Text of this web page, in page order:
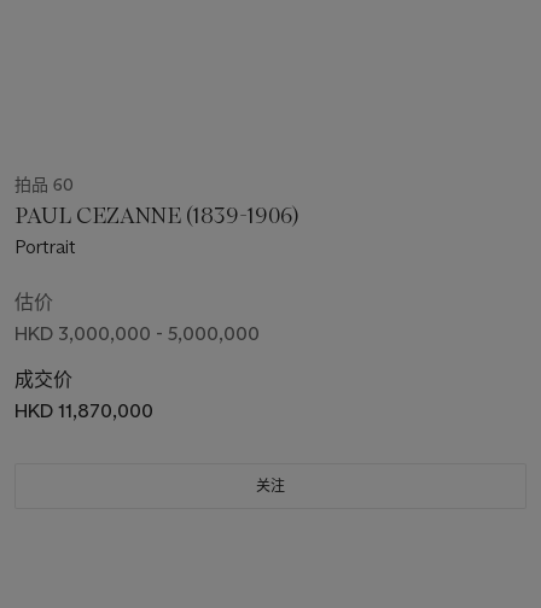
拍品 60
PAUL CEZANNE (1839-1906)
Portrait
估价
HKD 3,000,000 - 5,000,000
成交价
HKD 11,870,000
关注